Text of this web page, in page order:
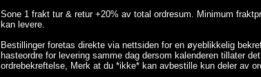
Sone 1 frakt tur & retur +20% av total ordresum. Minimum
kan levere.
Bestillinger foretas direkte via nettsiden for en øyeblikkelig
hasteordre for levering samme dag dersom kalenderen tillater
ordrebekreftelse, Merk at du *ikke* kan avbestille kun deler av